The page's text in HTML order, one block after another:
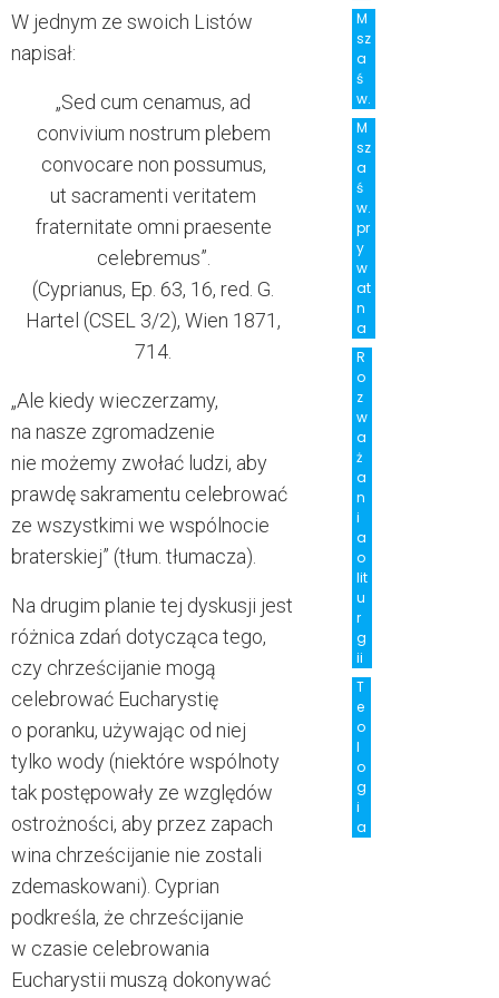
W jednym ze swoich Listów
napisał:
„Sed cum cenamus, ad
convivium nostrum plebem
convocare non possumus,
ut sacramenti veritatem
fraternitate omni praesente
celebremus”.
(Cyprianus, Ep. 63, 16, red. G.
Hartel (CSEL 3/2), Wien 1871,
714.
„Ale kiedy wieczerzamy,
na nasze zgromadzenie
nie możemy zwołać ludzi, aby
prawdę sakramentu celebrować
ze wszystkimi we wspólnocie
braterskiej” (tłum. tłumacza).
Na drugim planie tej dyskusji jest
różnica zdań dotycząca tego,
czy chrześcijanie mogą
celebrować Eucharystię
o poranku, używając od niej
tylko wody (niektóre wspólnoty
tak postępowały ze względów
ostrożności, aby przez zapach
wina chrześcijanie nie zostali
zdemaskowani). Cyprian
podkreśla, że chrześcijanie
w czasie celebrowania
Eucharystii muszą dokonywać
M
sz
a
ś
w.
M
sz
a
ś
w.
pr
y
w
at
n
a
R
o
z
w
a
ż
a
n
i
a
o
lit
u
r
g
ii
T
e
o
l
o
g
i
a